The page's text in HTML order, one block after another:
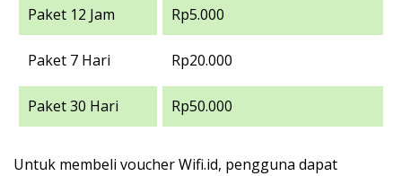
Paket 12 Jam Rp5.000
Paket 7 Hari Rp20.000
Paket 30 Hari Rp50.000
Untuk membeli voucher Wifi.id, pengguna dapat